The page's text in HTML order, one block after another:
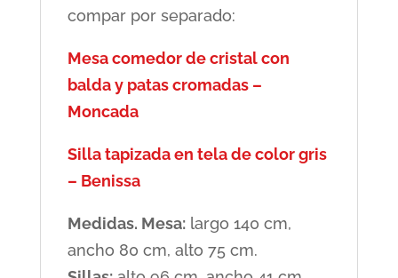
compar por separado:
Mesa comedor de cristal con
balda y patas cromadas –
Moncada
Silla tapizada en tela de color gris
– Benissa
Medidas. Mesa:largo 140 cm,
ancho 80 cm, alto 75 cm.